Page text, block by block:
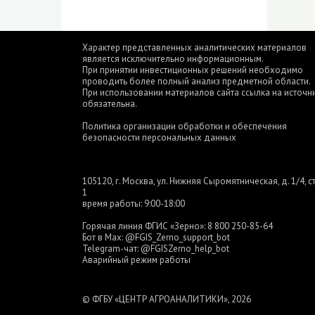
Характер представленных аналитических материалов
является исключительно информационным.
При принятии инвестиционных решений необходимо
проводить более полный анализ предметной области.
При использовании материалов сайта ссылка на
обязательна.
Политика организации обработки и обеспечения
безопасности персональных данных
105120, г. Москва, ул. Нижняя Сыромятническая, д. 1/4,
1
время работы: 9:00-18:00
Горячая линия ФГИС «Зерно»: 8 800 250-85-64
Бот в Max: @FGIS_Zerno_support_bot
Telegram-чат: @FGISZerno_help_bot
Аварийный режим работы
© ФГБУ «ЦЕНТР АГРОАНАЛИТИКИ», 2026